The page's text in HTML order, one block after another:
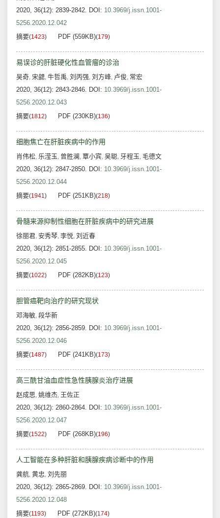
2020, 36(12): 2839-2842. DOI: 10.3969/j.issn.1001-
5256.2020.12.042
摘要(1423) PDF (559KB)(179)
易误诊的肝脏硬化性血管瘤的诊治
吴奇, 宋勰, 牛哲禹, 刘丙强, 刘方峰, 卢俊, 常宏
2020, 36(12): 2843-2846. DOI: 10.3969/j.issn.1001-
5256.2020.12.043
摘要(1812) PDF (230KB)(136)
细胞焦亡在肝脏疾病中的作用
肖伟松, 乐滢玉, 曾胜澜, 覃小宾, 吴聪, 牙程玉, 毛德文
2020, 36(12): 2847-2850. DOI: 10.3969/j.issn.1001-
5256.2020.12.044
摘要(1941) PDF (251KB)(218)
骨髓来源抑制性细胞在肝脏疾病中的研究进展
徐丽君, 安秀琴, 李悦, 刘近春
2020, 36(12): 2851-2855. DOI: 10.3969/j.issn.1001-
5256.2020.12.045
摘要(1022) PDF (282KB)(123)
胆管癌靶向治疗的研究现状
邓海敏, 段华新
2020, 36(12): 2856-2859. DOI: 10.3969/j.issn.1001-
5256.2020.12.046
摘要(1487) PDF (241KB)(173)
高三酰甘油血症性急性胰腺炎治疗进展
赵成思, 姚维杰, 王佐正
2020, 36(12): 2860-2864. DOI: 10.3969/j.issn.1001-
5256.2020.12.047
摘要(1522) PDF (268KB)(196)
人工智能在多种肝脏和胰腺疾病诊断中的作用
龚航, 黄忠, 刘先丽
2020, 36(12): 2865-2869. DOI: 10.3969/j.issn.1001-
5256.2020.12.048
摘要(1193) PDF (272KB)(174)